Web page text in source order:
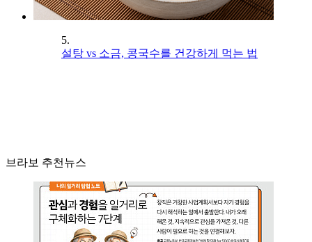
5.
설탕 vs 소금, 콩국수를 건강하게 먹는 법
브라보 추천뉴스